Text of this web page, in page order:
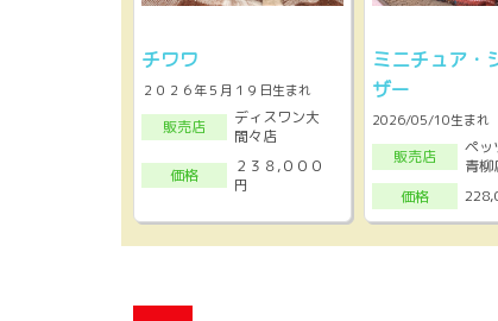
チワワ
２０２６年５月１９日生まれ
販売店
ディスワン大
間々店
価格
２３８,０００
円
ミニチュア・
ザー
2026/05/10生まれ
販売店
ペッ
青柳
価格